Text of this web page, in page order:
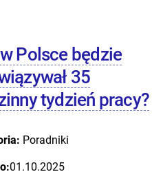
Polsce będzie
35
tydzień pracy?
Poradniki
01.10.2025